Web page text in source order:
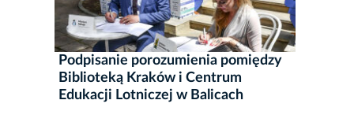
Podpisanie porozumienia pomiędzy
Biblioteką Kraków i Centrum
Edukacji Lotniczej w Balicach